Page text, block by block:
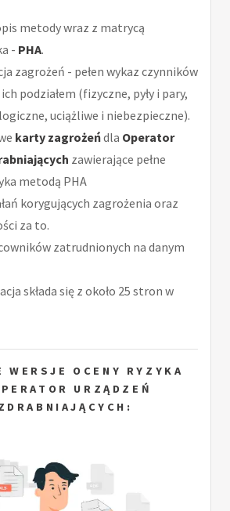
metody wraz z matrycą
- PHA.
zagrożeń - pełen wykaz czynników
podziałem (fizyczne, pyły i pary,
uciążliwe i niebezpieczne).
karty zagrożeńdla Operator
zawierające pełne
metodą PHA
korygujących zagrożenia oraz
za to.
zatrudnionych na danym
składa się z około 25 stron w
WERSJE OCENY RYZYKA
URZĄDZEŃ